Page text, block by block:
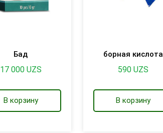
Бад
17 000 UZS
В корзину
борная кислота
590UZS
В корзину